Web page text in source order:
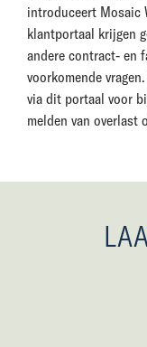
introduceert Mosaic
klantportaal krijgen
andere contract- en
voorkomende
via dit portaal voor
melden van overlast